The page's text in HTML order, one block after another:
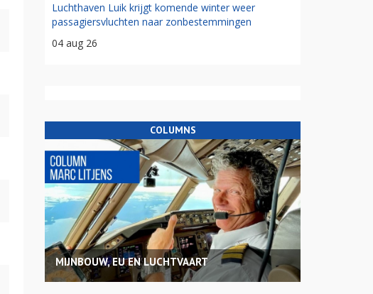
Luchthaven Luik krijgt komende winter weer
passagiersvluchten naar zonbestemmingen
04 aug 26
COLUMNS
MIJNBOUW, EU EN LUCHTVAART